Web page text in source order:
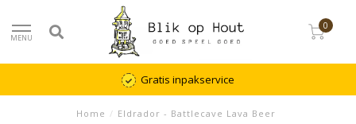
MENU
0
Gratis inpakservice
Home / Eldrador - Battlecave Lava Beer